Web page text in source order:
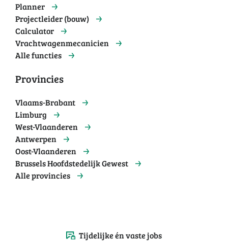
Planner
Projectleider (bouw)
Calculator
Vrachtwagenmecanicien
Alle functies
Provincies
Vlaams-Brabant
Limburg
West-Vlaanderen
Antwerpen
Oost-Vlaanderen
Brussels Hoofdstedelijk Gewest
Alle provincies
Tijdelijke én vaste jobs